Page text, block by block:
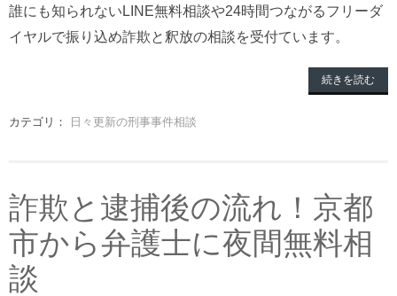
誰にも知られないLINE無料相談や24時間つながるフリーダ
イヤルで振り込め詐欺と釈放の相談を受付ています。
続きを読む
カテゴリ： 日々更新の刑事事件相談
詐欺と逮捕後の流れ！京都
市から弁護士に夜間無料相
談